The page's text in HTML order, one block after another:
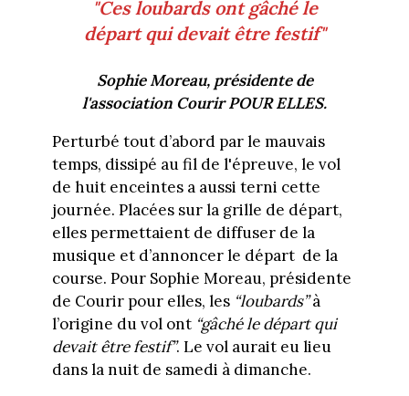
"Ces loubards ont gâché le
départ qui devait être festif"
Sophie Moreau, présidente de
l'association Courir POUR ELLES.
Perturbé tout d’abord par le mauvais
temps, dissipé au fil de l'épreuve, le vol
de huit enceintes a aussi terni cette
journée. Placées sur la grille de départ,
elles permettaient de diffuser de la
musique et d’annoncer le départ de la
course. Pour Sophie Moreau, présidente
de Courir pour elles, les “loubards”à
l’origine du vol ont “gâché le départ qui
devait être festif”. Le vol aurait eu lieu
dans la nuit de samedi à dimanche.